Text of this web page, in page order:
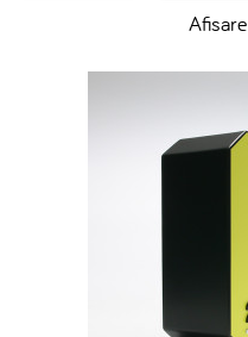
Afisare